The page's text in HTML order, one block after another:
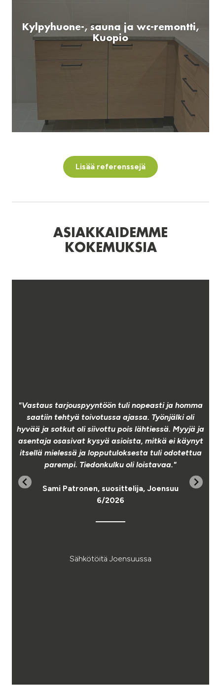
Kylpyhuone-, sauna ja wc-remontti,
Kuopio
Lisää referenssejä
ASIAKKAIDEMME
KOKEMUKSIA
"Vastaus tarjouspyyntöön tuli nopeasti ja homma
saatiin tehtyä toivotussa ajassa. Työnjälki oli
hyvää ja sotkut oli siivottu pois lähtiessä. Myyjä ja
asentaja osasivat kysyä asioista, mitkä ei käynyt
itsellä mielessä ja lopputuloksesta tuli odotettua
parempi. Tiedonkulku oli loistavaa."
Sami Patronen, suosittelija, Joensuu
6/2026
Sähkötöitä Joensuussa